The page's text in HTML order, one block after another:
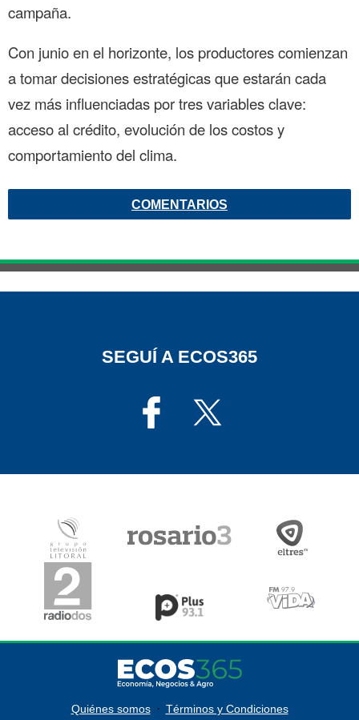
campaña.
Con junio en el horizonte, los productores comienzan
a tomar decisiones estratégicas que estarán cada
vez más influenciadas por tres variables clave:
acceso al crédito, evolución de los costos y
comportamiento del clima.
COMENTARIOS
SEGUÍ A ECOS365
Quiénes somos · Términos y Condiciones